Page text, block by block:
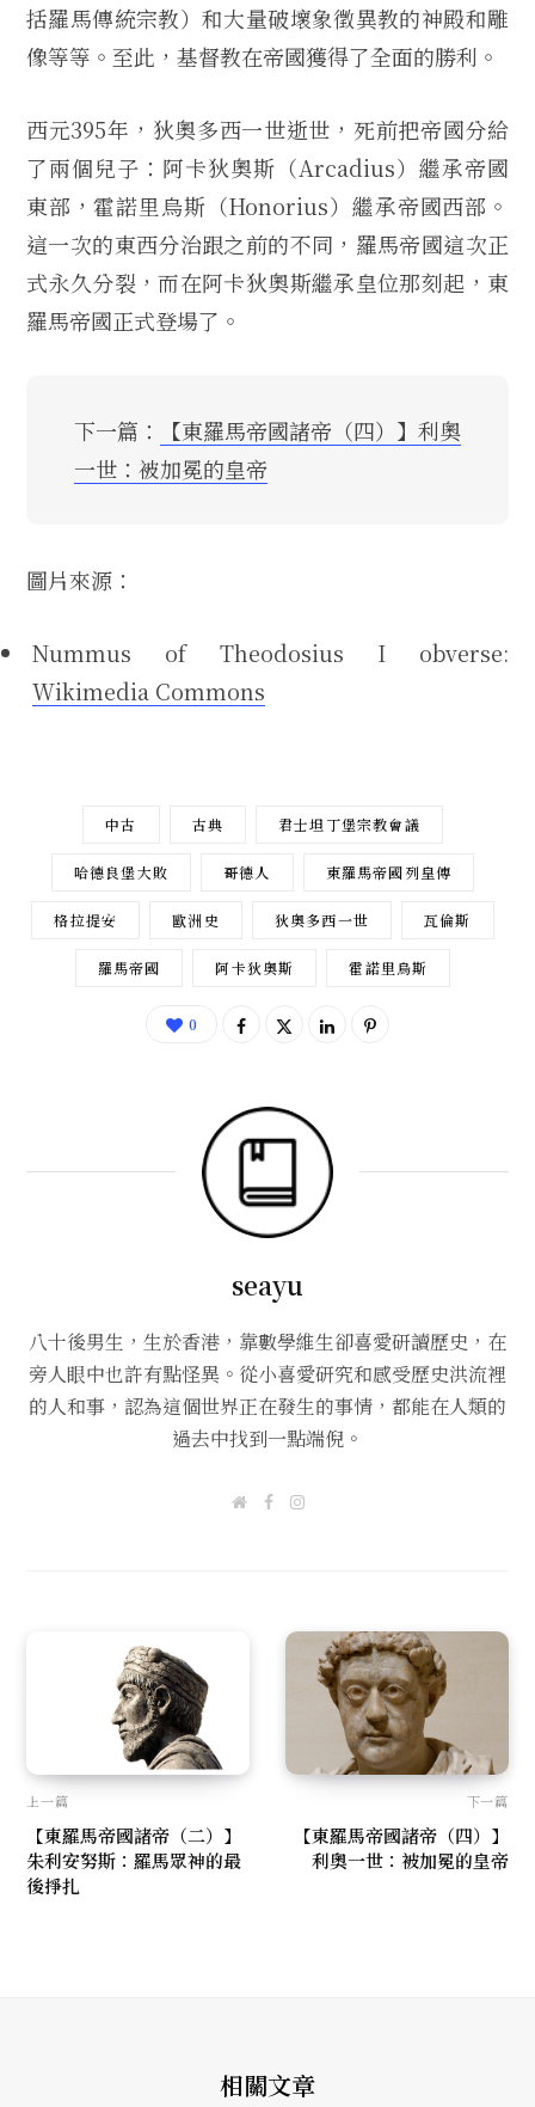
括羅馬傳統宗教）和大量破壞象徵異教的神殿和雕
像等等。至此，基督教在帝國獲得了全面的勝利。
西元395年，狄奧多西一世逝世，死前把帝國分給
了兩個兒子：阿卡狄奧斯（Arcadius）繼承帝國
東部，霍諾里烏斯（Honorius）繼承帝國西部。
這一次的東西分治跟之前的不同，羅馬帝國這次正
式永久分裂，而在阿卡狄奧斯繼承皇位那刻起，東
羅馬帝國正式登場了。
下一篇：
【東羅馬帝國諸帝（四）】利奧
一世：被加冕的皇帝
圖片來源：
Nummus of Theodosius I obverse:
Wikimedia Commons
中古 古典 君士坦丁堡宗教會議
哈德良堡大敗 哥德人 東羅馬帝國列皇傳
格拉提安 歐洲史 狄奧多西一世 瓦倫斯
羅馬帝國 阿卡狄奧斯 霍諾里烏斯
0
seayu
八十後男生，生於香港，靠數學維生卻喜愛研讀歷史，在
旁人眼中也許有點怪異。從小喜愛研究和感受歷史洪流裡
的人和事，認為這個世界正在發生的事情，都能在人類的
過去中找到一點端倪。
W
F
I
m
上一篇
【東羅馬帝國諸帝（二）】
朱利安努斯：羅馬眾神的最
後掙扎
下一篇
【東羅馬帝國諸帝（四）】
利奧一世：被加冕的皇帝
相關文章